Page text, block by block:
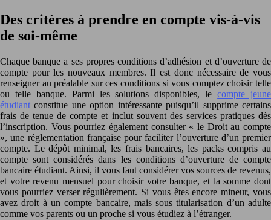
Des critères à prendre en compte vis-à-vis
de soi-même
Chaque banque a ses propres conditions d’adhésion et d’ouverture de
compte pour les nouveaux membres. Il est donc nécessaire de vous
renseigner au préalable sur ces conditions si vous comptez choisir telle
ou telle banque. Parmi les solutions disponibles, lecompte jeune
étudiant constitue une option intéressante puisqu’il supprime certains
frais de tenue de compte et inclut souvent des services pratiques dès
l’inscription. Vous pourriez également consulter « le Droit au compte
», une réglementation française pour faciliter l’ouverture d’un premier
compte. Le dépôt minimal, les frais bancaires, les packs compris au
compte sont considérés dans les conditions d’ouverture de compte
bancaire étudiant. Ainsi, il vous faut considérer vos sources de revenus,
et votre revenu mensuel pour choisir votre banque, et la somme dont
vous pourriez verser régulièrement. Si vous êtes encore mineur, vous
avez droit à un compte bancaire, mais sous titularisation d’un adulte
comme vos parents ou un proche si vous étudiez à l’étranger.